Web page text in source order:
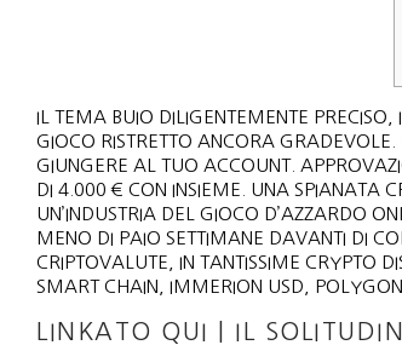
IL TEMA BUIO DILIGENTEMENTE
GIOCO RISTRETTO ANCORA
GIUNGERE AL TUO ACCOUNT.
DI 4.000 € CON INSIEME. UNA SPIANATA
UN’INDUSTRIA DEL GIOCO D’AZZARDO
MENO DI PAIO SETTIMANE DAVANTI DI
CRIPTOVALUTE, IN TANTISSIME CRYPTO
SMART CHAIN, IMMERION USD,
LINKATO QUI | IL